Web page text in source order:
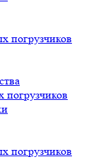
погрузчиков
погрузчиков
погрузчиков